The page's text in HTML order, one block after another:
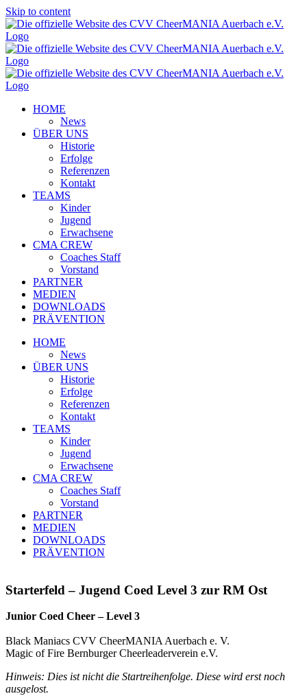
Skip to content
HOME
News
ÜBER UNS
Historie
Erfolge
Referenzen
Kontakt
TEAMS
Kinder
Jugend
Erwachsene
CMA CREW
Coaches Staff
Vorstand
PARTNER
MEDIEN
DOWNLOADS
PRÄVENTION
HOME
News
ÜBER UNS
Historie
Erfolge
Referenzen
Kontakt
TEAMS
Kinder
Jugend
Erwachsene
CMA CREW
Coaches Staff
Vorstand
PARTNER
MEDIEN
DOWNLOADS
PRÄVENTION
Starterfeld – Jugend Coed Level 3 zur RM Ost
Junior Coed Cheer – Level 3
Black Maniacs CVV CheerMANIA Auerbach e. V.
Magic of Fire Bernburger Cheerleaderverein e.V.
Hinweis: Dies ist nicht die Startreihenfolge. Diese wird erst noch
ausgelost.